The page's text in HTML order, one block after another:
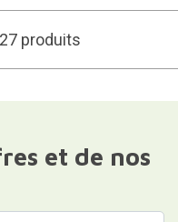
produits
et de nos